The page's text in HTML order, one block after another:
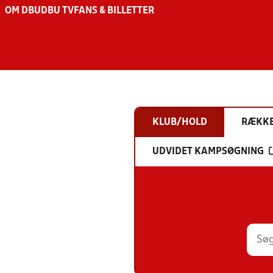
OM DBU DBU TV FANS & BILLETTER
KLUB/HOLD
UDVIDET KAMPSØGNING